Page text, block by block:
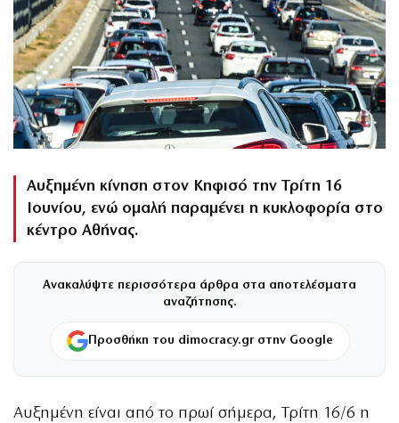
Αυξημένη κίνηση στον Κηφισό την Τρίτη 16
Ιουνίου, ενώ ομαλή παραμένει η κυκλοφορία στο
κέντρο Αθήνας.
Ανακαλύψτε περισσότερα άρθρα στα αποτελέσματα
αναζήτησης.
Προσθήκη του dimocracy.gr στην Google
Αυξημένη είναι από το πρωί σήμερα, Τρίτη 16/6 η